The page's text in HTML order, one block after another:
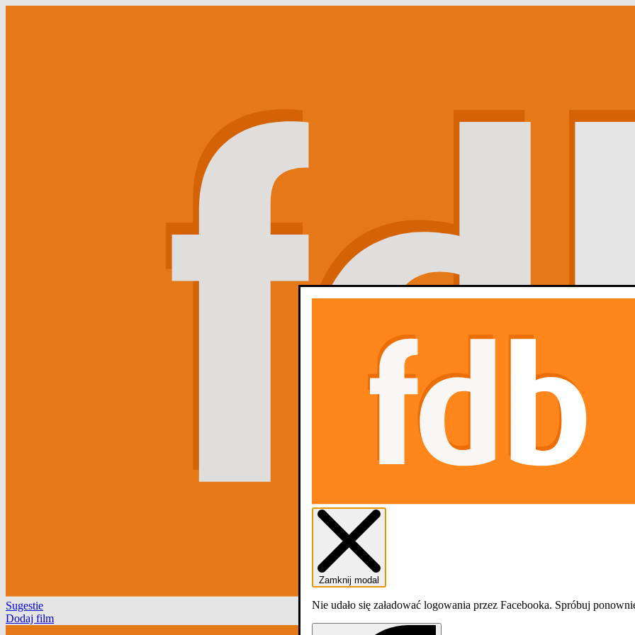
Sugestie
Dodaj film
Zamknij modal
Nie udało się załadować logowania przez Facebooka. Spróbuj